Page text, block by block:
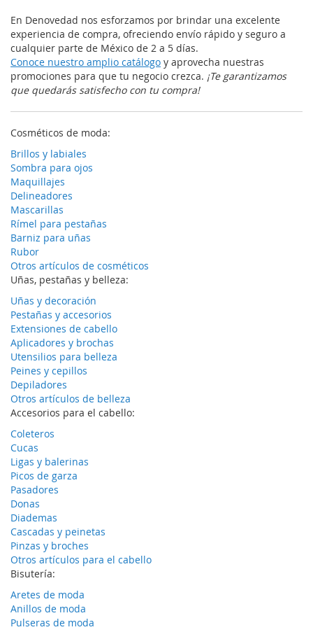
En Denovedad nos esforzamos por brindar una excelente
experiencia de compra, ofreciendo envío rápido y seguro a
cualquier parte de México de 2 a 5 días.
Conoce nuestro amplio catálogo y aprovecha nuestras
promociones para que tu negocio crezca. ¡Te garantizamos
que quedarás satisfecho con tu compra!
Cosméticos de moda:
Brillos y labiales
Sombra para ojos
Maquillajes
Delineadores
Mascarillas
Rímel para pestañas
Barniz para uñas
Rubor
Otros artículos de cosméticos
Uñas, pestañas y belleza:
Uñas y decoración
Pestañas y accesorios
Extensiones de cabello
Aplicadores y brochas
Utensilios para belleza
Peines y cepillos
Depiladores
Otros artículos de belleza
Accesorios para el cabello:
Coleteros
Cucas
Ligas y balerinas
Picos de garza
Pasadores
Donas
Diademas
Cascadas y peinetas
Pinzas y broches
Otros artículos para el cabello
Bisutería:
Aretes de moda
Anillos de moda
Pulseras de moda